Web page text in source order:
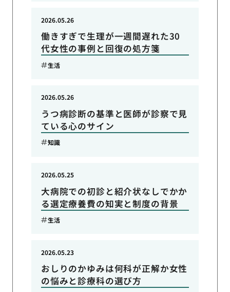
働きすぎで生理が一週間遅れた30
代女性の事例と回復の処方箋
2026.05.26
生活
うつ病診断の基準と医師が診察で見
ている心のサイン
2026.05.26
知識
大病院での初診と紹介状なしでかか
る選定療養費の知実と制度の背景
2026.05.25
生活
おしりのかゆみは何科が正解か女性
の悩みと診療科の選び方
2026.05.23